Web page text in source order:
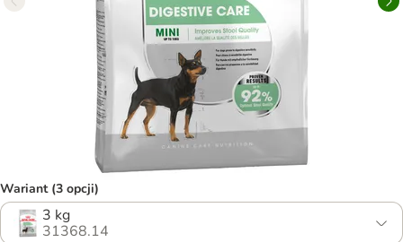
Wariant (3 opcji)
3 kg
31368.14